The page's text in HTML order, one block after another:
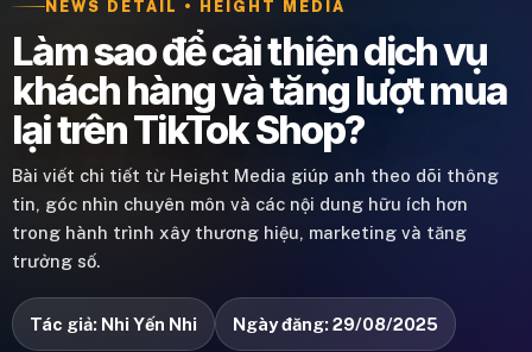
NEWS DETAIL • HEIGHT MEDIA
Làm sao để cải thiện dịch vụ
khách hàng và tăng lượt mua
lại trên TikTok Shop?
Bài viết chi tiết từ Height Media giúp anh theo dõi thông
tin, góc nhìn chuyên môn và các nội dung hữu ích hơn
trong hành trình xây thương hiệu, marketing và tăng
trưởng số.
Tác giả: Nhi Yến Nhi Ngày đăng: 29/08/2025